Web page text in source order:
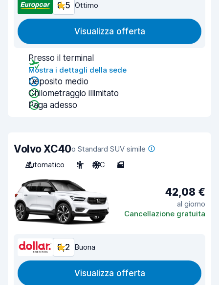
8,5 Ottimo
Visualizza offerta
Presso il terminal
Mostra i dettagli della sede
Deposito medio
Chilometraggio illimitato
Paga adesso
Volvo XC40o Standard SUV simile
Automatico
5 A/C 5
42,08 €
al giorno
Cancellazione gratuita
8,2 Buona
Visualizza offerta